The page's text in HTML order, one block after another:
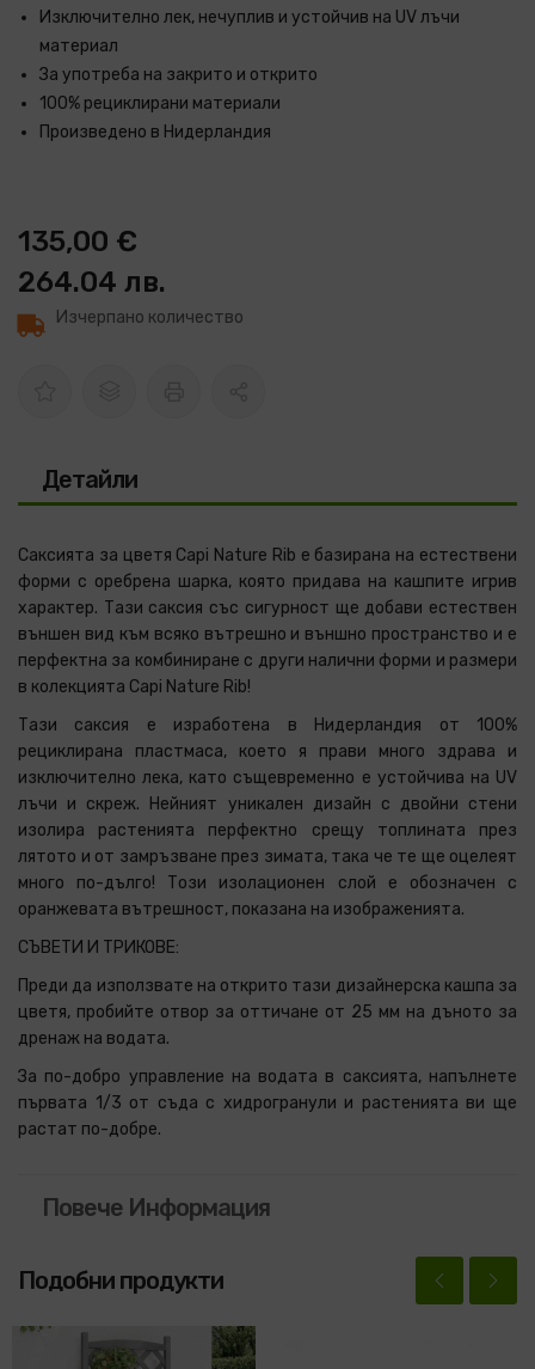
Изключително лек, нечуплив и устойчив на UV лъчи
материал
За употреба на закрито и открито
100% рециклирани материали
Произведено в Нидерландия
135,00 €
264.04 лв.
Изчерпано количество
Детайли
Саксията за цветя Capi Nature Rib е базирана на естествени
форми с оребрена шарка, която придава на кашпите игрив
характер. Тази саксия със сигурност ще добави естествен
външен вид към всяко вътрешно и външно пространство и е
перфектна за комбиниране с други налични форми и размери
в колекцията Capi Nature Rib!
Тази саксия е изработена в Нидерландия от 100%
рециклирана пластмаса, което я прави много здрава и
изключително лека, като същевременно е устойчива на UV
лъчи и скреж. Нейният уникален дизайн с двойни стени
изолира растенията перфектно срещу топлината през
лятото и от замръзване през зимата, така че те ще оцелеят
много по-дълго! Този изолационен слой е обозначен с
оранжевата вътрешност, показана на изображенията.
СЪВЕТИ И ТРИКОВЕ:
Преди да използвате на открито тази дизайнерска кашпа за
цветя, пробийте отвор за оттичане от 25 мм на дъното за
дренаж на водата.
За по-добро управление на водата в саксията, напълнете
първата 1/3 от съда с хидрогранули и растенията ви ще
растат по-добре.
Повече Информация
Подобни продукти